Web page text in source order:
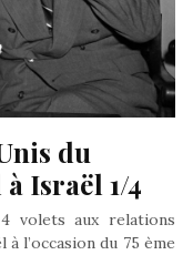
du
Israël 1/4
volets aux relations
l’occasion du 75 ème